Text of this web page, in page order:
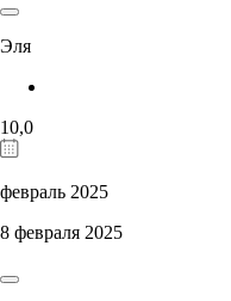
Эля
10,0
февраль 2025
8 февраля 2025